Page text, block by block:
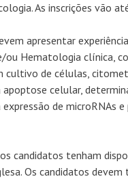
As inscrições vão
apresentar
ou Hematologia clínica,
cultivo de células,
apoptose celular,
de microRNAs
candidatos tenham
Os candidatos